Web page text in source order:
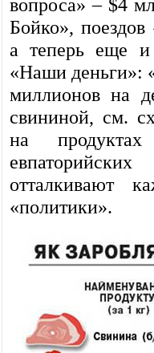
вопроса» – $4
Бойко»,
а теперь еще и
«Наши деньги»:
миллионов на
свининой, см.
на продуктах
отталкивают
«политики».